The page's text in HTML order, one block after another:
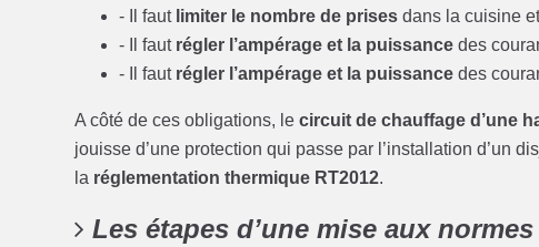
- Il faut limiter le nombre de prises dans la cuisine
- Il faut régler l’ampérage et la puissance des
- Il faut régler l’ampérage et la puissance des
A côté de ces obligations, lecircuit de chauffage d’une
jouisse d’une protection qui passe par l’installation d’un
la réglementation thermique RT2012.
Les étapes d’une mise aux